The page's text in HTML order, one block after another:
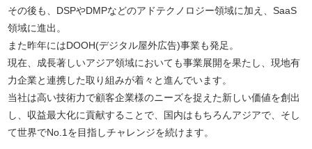
その後も、DSPやDMPなどのアドテクノロジー領域に加え、SaaS
領域に進出。
また昨年にはDOOH(デジタル屋外広告)事業も発足。
現在、成長著しいアジア領域においても事業展開を果たし、現地有
力企業と連携した取り組みが着々と進んでいます。
当社は高い技術力で顧客企業様のニーズを捉えた新しい価値を創出
し、収益最大化に貢献することで、国内はもちろんアジアで、そし
て世界でNo.1を目指しチャレンジを続けます。